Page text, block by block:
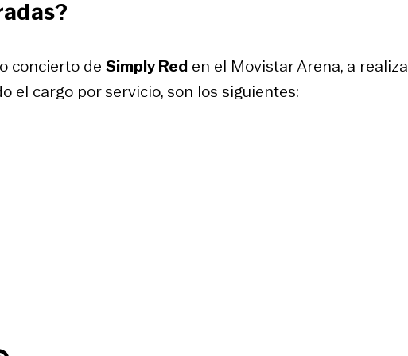
concierto de Simply Red en el Movistar Arena, a
el cargo por servicio, son los siguientes: